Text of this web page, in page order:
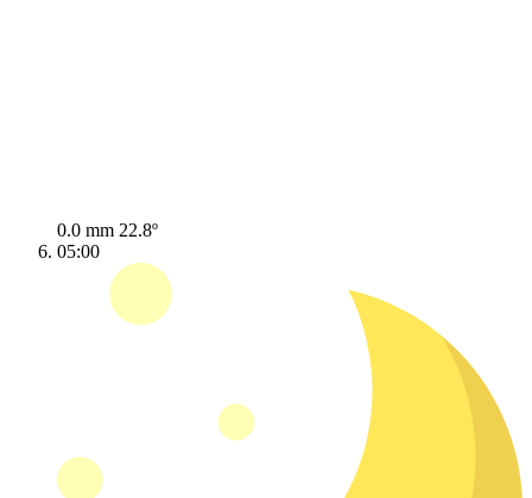
0.0 mm 22.8º
05:00